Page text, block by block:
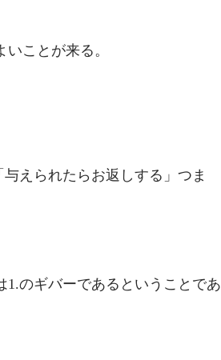
ことが来る。
えられたらお返しする」つま
のギバーであるということであ